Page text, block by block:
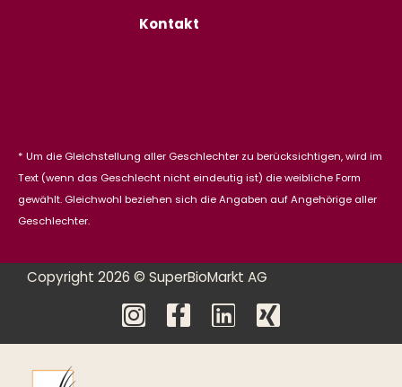
Kontakt
* Um die Gleichstellung aller Geschlechter zu berücksichtigen, wird im
Text (wenn das Geschlecht nicht eindeutig ist) die weibliche Form
gewählt. Gleichwohl beziehen sich die Angaben auf Angehörige aller
Geschlechter.
Copyright 2026 © SuperBioMarkt AG